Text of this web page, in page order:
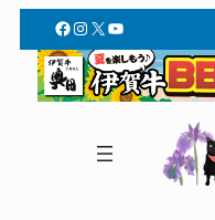
Facebook
Instagram
X YouTube